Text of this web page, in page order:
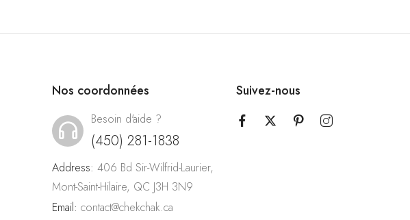
Nos coordonnées
Besoin d'aide ?
(450) 281-1838
Address: 406 Bd Sir-Wilfrid-Laurier,
Mont-Saint-Hilaire, QC J3H 3N9
Email: contact@chekchak.ca
Suivez-nous